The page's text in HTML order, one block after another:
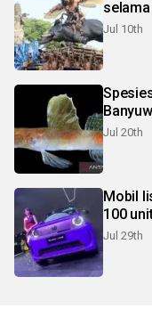
Jul 10th
Jul 20th
Mobil
100
Jul 29th